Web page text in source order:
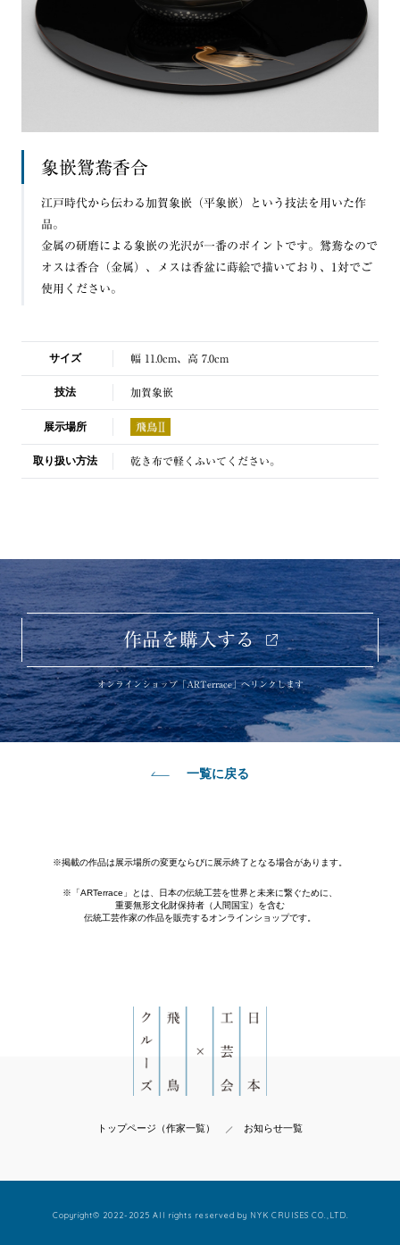
象嵌鴛鴦香合
江戸時代から伝わる加賀象嵌（平象嵌）という技法を用いた作
品。
金属の研磨による象嵌の光沢が一番のポイントです。鴛鴦なので
オスは香合（金属）、メスは香盆に蒔絵で描いており、1対でご
使用ください。
サイズ 幅 11.0cm、高 7.0cm
技法 加賀象嵌
展示場所
取り扱い方法 乾き布で軽くふいてください。
作品を購入する
オンラインショップ「ARTerrace」へリンクします
一覧に戻る
※掲載の作品は展示場所の変更ならびに展示終了となる場合があります。
※「ARTerrace」とは、日本の伝統工芸を世界と未来に繋ぐために、
重要無形文化財保持者（人間国宝）を含む
伝統工芸作家の作品を販売するオンラインショップです。
トップページ（作家一覧） お知らせ一覧
Copyright© 2022-2025 All rights reserved by NYK CRUISES CO.,LTD.